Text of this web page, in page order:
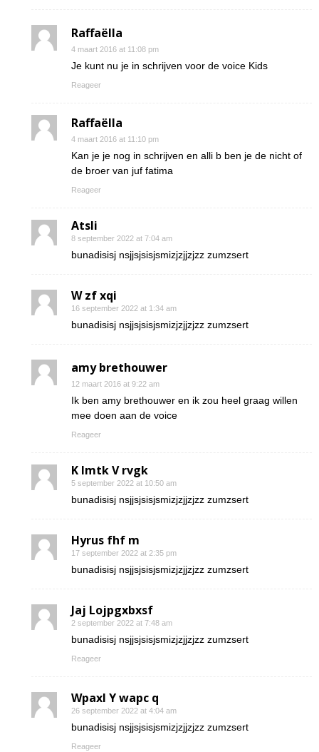
Raffaëlla
4 maart 2016 at 11:08 pm
Je kunt nu je in schrijven voor de voice Kids
Reageer
Raffaëlla
4 maart 2016 at 11:10 pm
Kan je je nog in schrijven en alli b ben je de nicht of
de broer van juf fatima
Reageer
Atsli
8 september 2022 at 7:04 am
bunadisisj nsjjsjsisjsmizjzjjzjzz zumzsert
W zf xqi
16 september 2022 at 1:34 am
bunadisisj nsjjsjsisjsmizjzjjzjzz zumzsert
amy brethouwer
12 maart 2016 at 9:22 am
Ik ben amy brethouwer en ik zou heel graag willen
mee doen aan de voice
Reageer
K Imtk V rvgk
5 september 2022 at 10:50 am
bunadisisj nsjjsjsisjsmizjzjjzjzz zumzsert
Hyrus fhf m
17 september 2022 at 2:35 pm
bunadisisj nsjjsjsisjsmizjzjjzjzz zumzsert
Jaj Lojpgxbxsf
2 september 2022 at 7:48 am
bunadisisj nsjjsjsisjsmizjzjjzjzz zumzsert
Reageer
Wpaxl Y wapc q
26 september 2022 at 4:04 am
bunadisisj nsjjsjsisjsmizjzjjzjzz zumzsert
Reageer